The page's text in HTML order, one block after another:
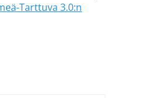
Tarttuva 3.0:n